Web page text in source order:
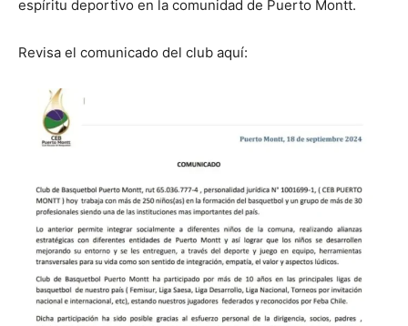
espíritu deportivo en la comunidad de Puerto Montt.
Revisa el comunicado del club aquí: